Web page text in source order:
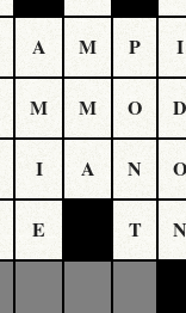
A M P I
M M O
I A N
E T